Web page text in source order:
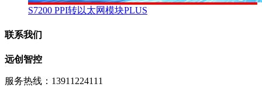
S7200 PPI转以太网模块PLUS
联系我们
远创智控
服务热线：13911224111